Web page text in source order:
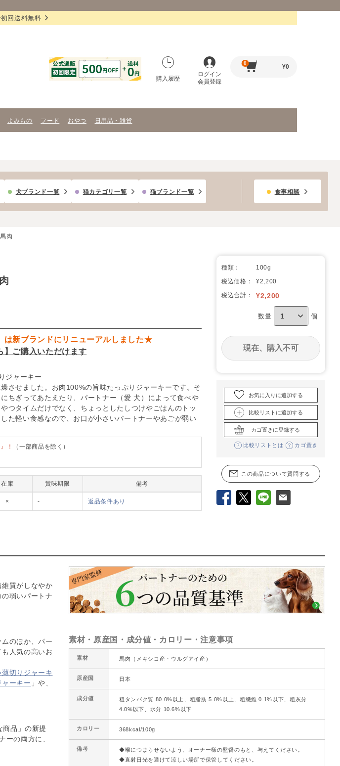
回送料無料
購入履歴
ログイン
会員登録
0
¥0
よみもの フード おやつ 日用品・雑貨
犬ブランド一覧 猫カテゴリ一覧 猫ブランド一覧 食事相談
肉
新ブランドにリニューアルしました★
】ご購入いただけます
ジャーキー
させました。お肉100%の旨味たっぷりジャーキーです。そ
ちぎってあたえたり、パートナー（愛 犬）によって食べや
つタイムだけでなく、ちょっとしたしつけやごはんのトッ
た軽い食感なので、お口が小さいパートナーやあごが弱い
！
（一部商品を除く）
在庫 賞味期限
備考
× - 返品条件あり
種類：
100g
税込価格：
¥2,200
税込合計：
¥2,200
数量 個
現在、購入不可
お気に入りに追加する
比較リストに追加する
カゴ置きに登録する
比較リストとは カゴ置き
この商品について質問する
Facebook LINE
質がしなやか
弱いパートナ
のほか、パー
人気の高いお
切りジャーキ
ーキー 」や、
品」の新提
ーの両方に、
素材・原産国・成分値・カロリー・注意事項
素材 馬肉（メキシコ産・ウルグアイ産）
原産国 日本
成分値
粗タンパク質 80.0%以上、粗脂肪 5.0%以上、粗繊維 0.1%以下、粗灰分
4.0%以下、水分 10.6%以下
カロリー 368kcal/100g
備考
◆喉につまらせないよう、オーナー様の監督のもと、与えてください。
◆直射日光を避けて涼しい場所で保管してください。